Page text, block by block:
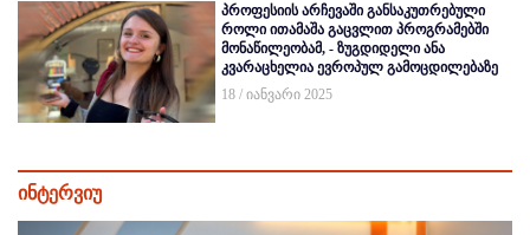
პროფესიის არჩევაში განსაკუთრებული
როლი ითამაშა გაცვლით პროგრამებში
მონაწილეობამ, - ზუგდიდელი ანა
კვარაცხელია ევროპულ გამოცდილებაზე
18 / იანვარი 2025
ინტერვიუ